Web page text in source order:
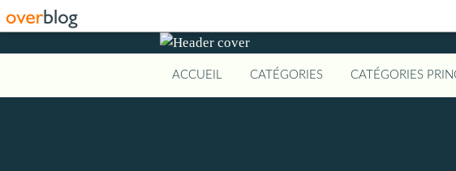
ACCUEIL CATÉGORIES CATÉGORIES